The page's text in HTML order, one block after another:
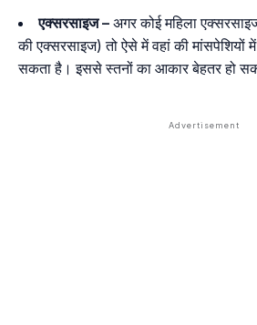
एक्सरसाइज – अगर कोई महिला
की एक्सरसाइज) तो ऐसे में वहां की मांसपेशियों
सकता है। इससे स्तनों का आकार बेहतर हो